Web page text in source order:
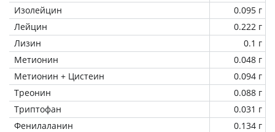
Изолейцин
0.095 г
Лейцин
0.222 г
Лизин
0.1 г
Метионин
0.048 г
Метионин + Цистеин
0.094 г
Треонин
0.088 г
Триптофан
0.031 г
Фенилаланин
0.134 г